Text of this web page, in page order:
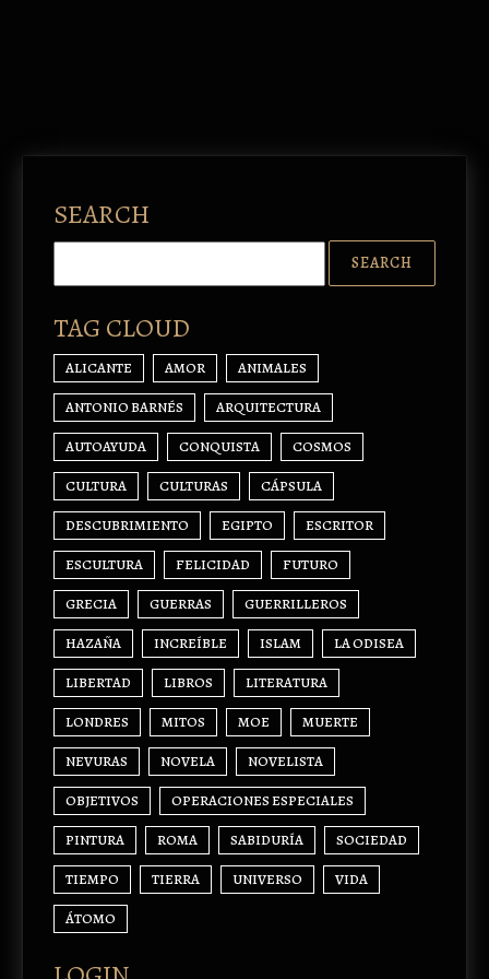
SEARCH
TAG CLOUD
ALICANTE AMOR ANIMALES
ANTONIO BARNÉS ARQUITECTURA
AUTOAYUDA CONQUISTA COSMOS
CULTURA CULTURAS CÁPSULA
DESCUBRIMIENTO EGIPTO ESCRITOR
ESCULTURA FELICIDAD FUTURO
GRECIA GUERRAS GUERRILLEROS
HAZAÑA INCREÍBLE ISLAM LA ODISEA
LIBERTAD LIBROS LITERATURA
LONDRES MITOS MOE MUERTE
NEVURAS NOVELA NOVELISTA
OBJETIVOS OPERACIONES ESPECIALES
PINTURA ROMA SABIDURÍA SOCIEDAD
TIEMPO TIERRA UNIVERSO VIDA
ÁTOMO